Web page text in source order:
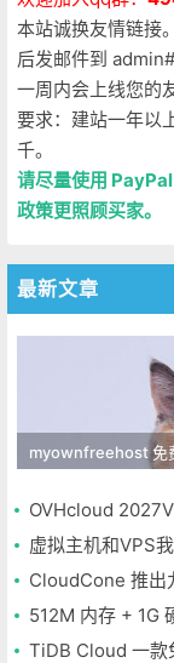
本站诚换友情链接
后发邮件到
一周内会上线您的
要求：建站一年以
千。
请尽量使用
政策更照顾买家。
最新文章
OVHcloud
虚拟主机和VPS我
CloudCone 推出
512M 内存 + 1G
TiDB Cloud 一款